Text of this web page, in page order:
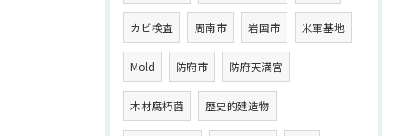
カビ検査 周南市 岩国市 米軍基地
Mold 防府市 防府天満宮
木材腐朽菌 歴史的建造物